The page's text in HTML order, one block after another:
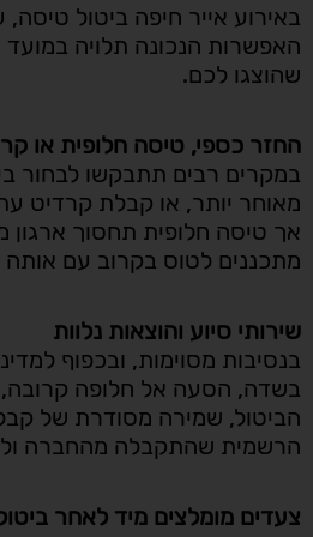
באירוע אייר חיפה ביטול
האפשרות הנכונה תלויה
שהוצגו לכם.
החזר כספי, טיסה חלופית או
במקרים רבים תתבקשו לבחור
מאוחר יותר, או קבלת קרדיט
אך טיסה חלופית תחסוך
מתכננים לטוס בקרוב עם
שירותי סיוע והוצאות נלוות
בנסיבות מסוימות, ובכפוף
בשדה, הסעה אל חלופה קרובה,
הביטול, שמירה מסודרת של
הרשמית שהתקבלה מהחברה
צעדים מומלצים מיד לאחר